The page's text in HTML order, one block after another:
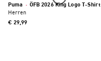
Puma · ÖFB 2026 King Logo T-Shirt
Herren
€ 29,99